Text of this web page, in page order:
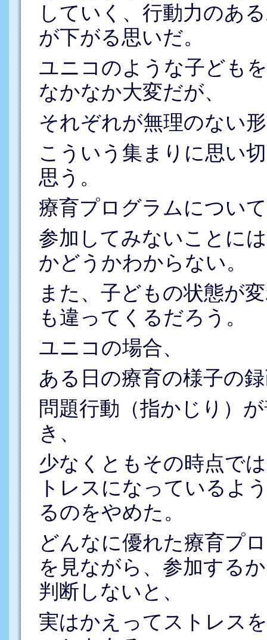
していく、行動力のあ
が下がる思いだ。
ユニコのような子ども
なかなか大変だが、
それぞれが無理のない
こういう集まりに思い
思う。
療育プログラムについ
参加してみないことに
かどうかわからない。
また、子どもの状態が
も違ってくるだろう。
ユニコの場合、
ある日の療育の様子の
問題行動（指かじり）
き、
少なくともその時点で
トレスになっているよ
るのをやめた。
どんなに優れた療育プ
を見ながら、参加する
判断しないと、
実はかえってストレス